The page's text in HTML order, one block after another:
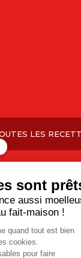
LES
une activité
sur